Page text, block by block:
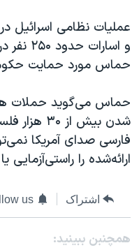
حماس مورد حمایت
حماس می‌گوید حملات
شدن بیش
فارسی صدای آمریکا
ارائه‌شده را راستی‌آزمایی
اشتراک us
همچنبن ببینید: